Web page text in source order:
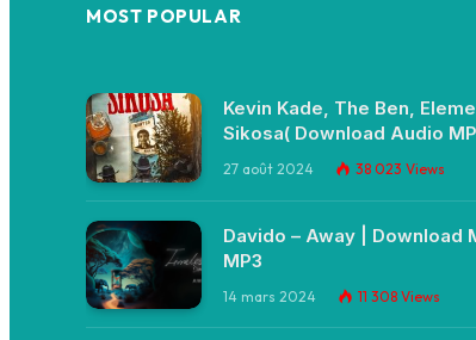
MOST POPULAR
Kevin Kade, The Ben,
Sikosa( Download Audio
27 août 2024 38 023 Views
Davido – Away | Download
MP3
14 mars 2024 11 308 Views